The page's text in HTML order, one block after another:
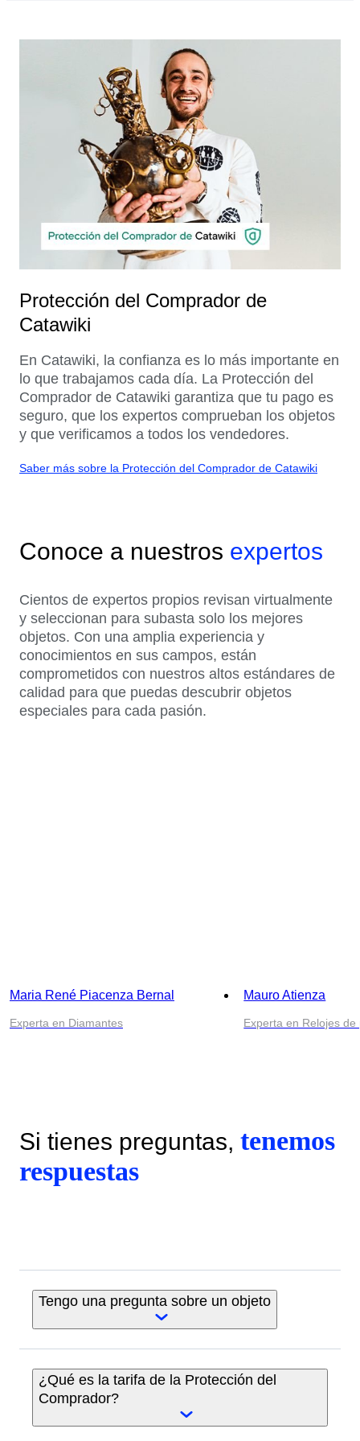
Protección del Comprador de
Catawiki
En Catawiki, la confianza es lo más importante en
lo que trabajamos cada día. La Protección del
Comprador de Catawiki garantiza que tu pago es
seguro, que los expertos comprueban los objetos
y que verificamos a todos los vendedores.
Saber más sobre la Protección del Comprador de Catawiki
Conoce a nuestros expertos
Cientos de expertos propios revisan virtualmente
y seleccionan para subasta solo los mejores
objetos. Con una amplia experiencia y
conocimientos en sus campos, están
comprometidos con nuestros altos estándares de
calidad para que puedas descubrir objetos
especiales para cada pasión.
Maria René Piacenza Bernal
Experta en Diamantes
Mauro Atienza
Experta en Relojes de
Si tienes preguntas, tenemos
respuestas
Tengo una pregunta sobre un objeto
Todos los objetos cuentan con una descripción
detallada e imágenes para ayudarte a saber qué
recibirás.
¿Qué es la tarifa de la Protección del
Comprador?